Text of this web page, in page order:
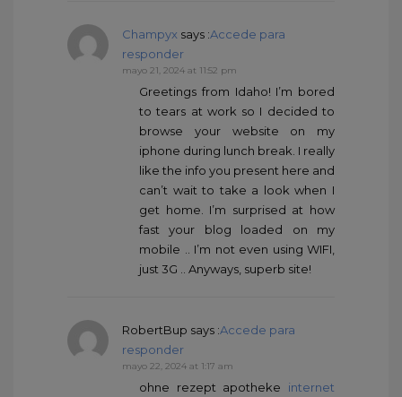
Champyx says :Accede para
responder
mayo 21, 2024 at 11:52 pm
Greetings from Idaho! I’m bored
to tears at work so I decided to
browse your website on my
iphone during lunch break. I really
like the info you present here and
can’t wait to take a look when I
get home. I’m surprised at how
fast your blog loaded on my
mobile .. I’m not even using WIFI,
just 3G .. Anyways, superb site!
RobertBup says :Accede para
responder
mayo 22, 2024 at 1:17 am
ohne rezept apotheke internet